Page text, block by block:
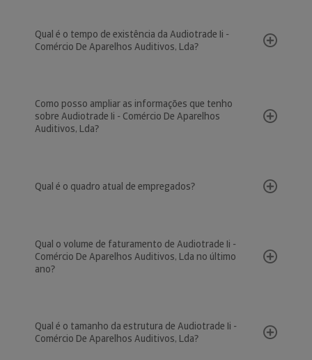
Qual é o tempo de existência da Audiotrade Ii -
Comércio De Aparelhos Auditivos, Lda?
Como posso ampliar as informações que tenho
sobre Audiotrade Ii - Comércio De Aparelhos
Auditivos, Lda?
Qual é o quadro atual de empregados?
Qual o volume de faturamento de Audiotrade Ii -
Comércio De Aparelhos Auditivos, Lda no último
ano?
Qual é o tamanho da estrutura de Audiotrade Ii -
Comércio De Aparelhos Auditivos, Lda?